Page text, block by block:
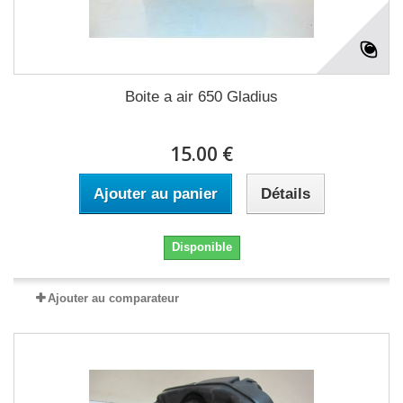
Boite a air 650 Gladius
15.00 €
Ajouter au panier Détails
Disponible
Ajouter au comparateur